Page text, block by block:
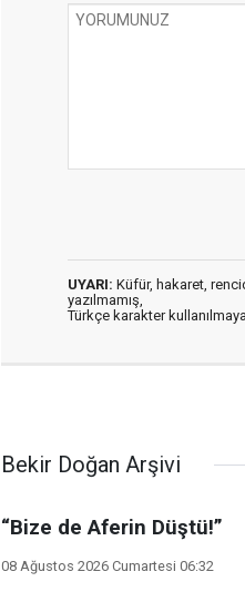
UYARI: Küfür, hakaret,
yazılmamış,
Türkçe karakter
Bekir Doğan Arşivi
“Bize de Aferin Düştü!”
08 Ağustos 2026 Cumartesi 06:32